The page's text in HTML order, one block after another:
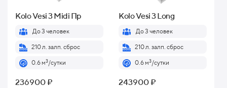
Kolo Vesi 3 Midi Пр
До 3 человек
210 л. залп. сброс
0.6 м3/сутки
236900 ₽
Kolo Vesi 3 Long
До 3 человек
210 л. залп. сброс
0.6 м3/сутки
243900 ₽